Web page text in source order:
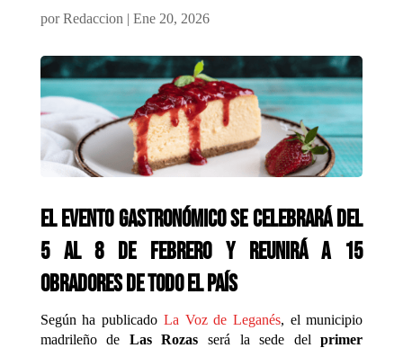
porRedaccion| Ene 20, 2026
El evento gastronómico se celebrará del
5 al 8 de febrero y reunirá a 15
obradores de todo el país
Según ha publicado La Voz de Leganés, el municipio
madrileño de Las Rozas será la sede delprimer